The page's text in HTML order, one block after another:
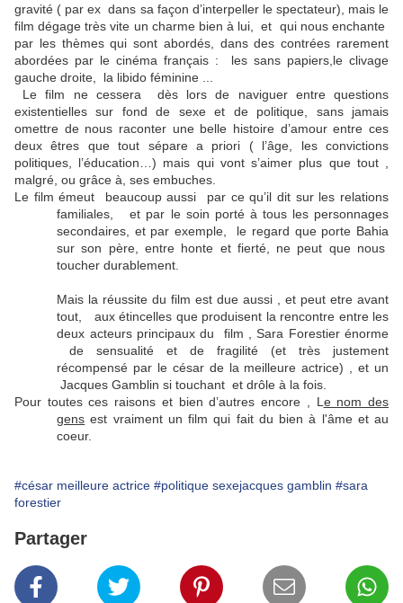
gravité ( par ex dans sa façon d’interpeller le spectateur), mais le
film dégage très vite un charme bien à lui,
et qui nous enchante
par les thèmes qui sont abordés, dans des contrées rarement
abordées par le cinéma français :
les sans papiers,le clivage
gauche droite,
la libido féminine ...
Le film ne cessera
dès lors de naviguer entre questions
existentielles sur fond de sexe et de politique, sans jamais
omettre de nous raconter une belle histoire d’amour entre ces
deux êtres que tout sépare a priori ( l’âge, les convictions
politiques, l’éducation…) mais qui vont s’aimer plus que tout ,
malgré, ou grâce à, ses embuches.
Le film émeut
beaucoup aussi
par ce qu’il dit sur les relations
familiales,
et par le soin porté à tous les personnages
secondaires, et par exemple,
le regard que porte Bahia
sur son père, entre honte et fierté, ne peut que nous
toucher durablement.
Mais la réussite du film est due aussi , et peut etre avant
tout,
aux étincelles que produisent la rencontre entre les
deux acteurs principaux du
film , Sara Forestier énorme
de sensualité et de fragilité (et très justement
récompensé par le césar de la meilleure actrice) , et un
Jacques Gamblin si touchant et drôle à la fois.
Pour toutes ces raisons et bien d’autres encore , L e nom des
gens est vraiment un film qui fait du bien à l'âme et au
coeur.
#césar meilleure actrice #politique sexejacques gamblin #sara
forestier
Partager